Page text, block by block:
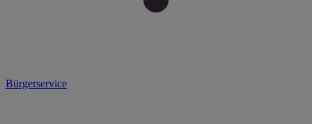
Bürgerservice